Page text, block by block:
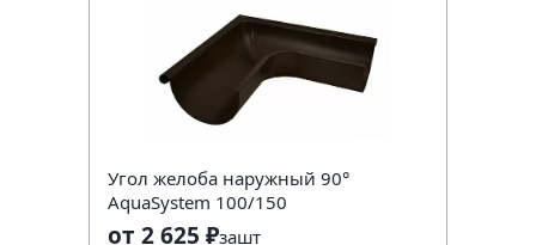
Угол желоба наружный 90°
AquaSystem 100/150
от 2 625 ₽зашт